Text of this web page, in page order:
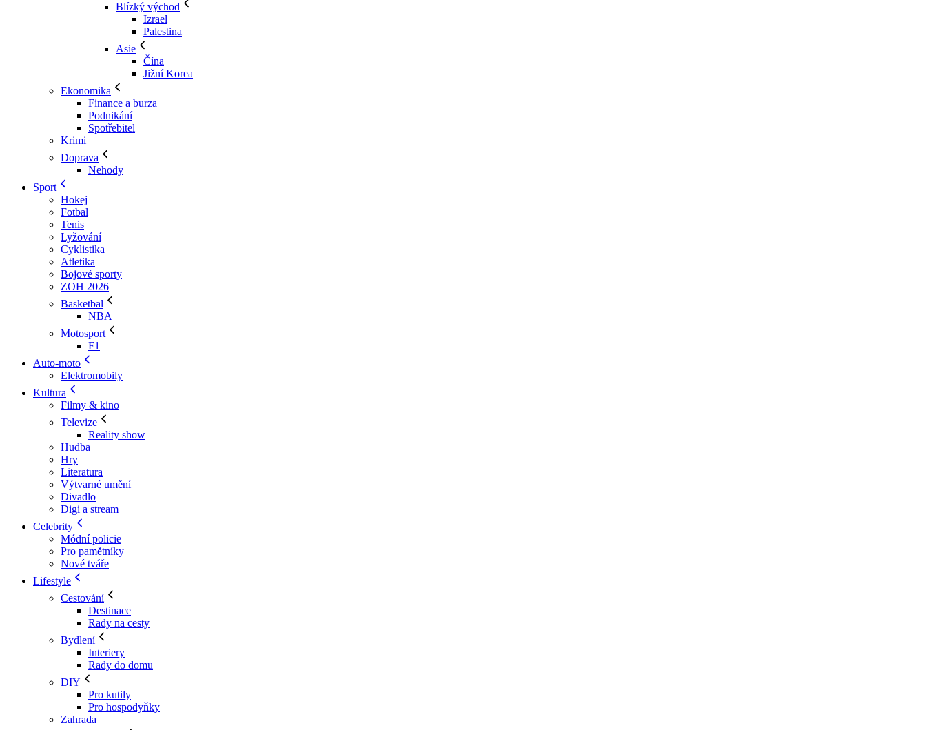
Blízký východ
Izrael
Palestina
Asie
Čína
Jižní Korea
Ekonomika
Finance a burza
Podnikání
Spotřebitel
Krimi
Doprava
Nehody
Sport
Hokej
Fotbal
Tenis
Lyžování
Cyklistika
Atletika
Bojové sporty
ZOH 2026
Basketbal
NBA
Motosport
F1
Auto-moto
Elektromobily
Kultura
Filmy & kino
Televize
Reality show
Hudba
Hry
Literatura
Výtvarné umění
Divadlo
Digi a stream
Celebrity
Módní policie
Pro pamětníky
Nové tváře
Lifestyle
Cestování
Destinace
Rady na cesty
Bydlení
Interiery
Rady do domu
DIY
Pro kutily
Pro hospodyňky
Zahrada